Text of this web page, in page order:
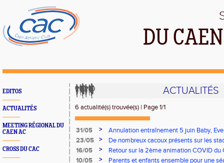
DU
EDITOS
ACTUALITÉS
MEETING RÉGIONAL DU
CAEN AC
CROSS DU CAC
ACTUALITÉS
6 actualité(s) trouvée(s) | Page 1/1
31/05 >
Annulation entraînement 5 juin Baby,
23/05
>
De nombreux cacoux présents sur les
16/05
>
Retour sur la 2ème animation COVID du
10/05
>
Parents et enfants ensemble pour une